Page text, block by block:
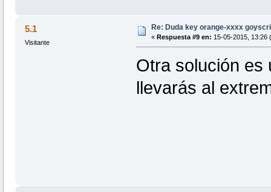
5.1
Visitante
Re: Duda key orange-xxxx
« Respuesta #9 en: 15-05-2015, 13:26
Otra solución es
llevarás al